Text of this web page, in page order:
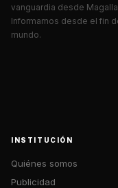
vanguardia desde
Informamos desde el fin
mundo.
INSTITUCIÓN
Quiénes somos
Publicidad